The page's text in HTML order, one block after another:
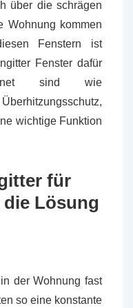
über die schrägen
Wohnung kommen
Fenstern ist
Fenster dafür
sind wie
wichtige Funktion
für
Lösung
der Wohnung fast
so eine konstante